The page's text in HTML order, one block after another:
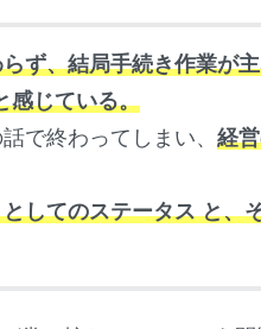
ず、結局手続き作業が
感じている。
で終わってしまい、 経
してのステータス と、